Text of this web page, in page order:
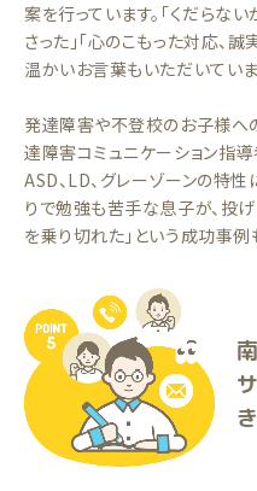
案を行っています。「くだらな
さった」「心のこもった対応、
温かいお言葉もいただいていま
発達障害や不登校のお子様へ
達障害コミュニケーション指導
ASD、LD、グレーゾーンの特
りで勉強も苦手な息子が、投
を乗り切れた」という成功事例